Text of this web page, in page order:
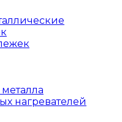
нагревателей